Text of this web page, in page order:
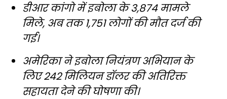
डीआर कांगो में इबोला के 3,874 मामले
मिले, अब तक 1,751 लोगों की मौत दर्ज की
गई।
अमेरिका ने इबोला नियंत्रण अभियान के
लिए 242 मिलियन डॉलर की अतिरिक्त
सहायता देने की घोषणा की।